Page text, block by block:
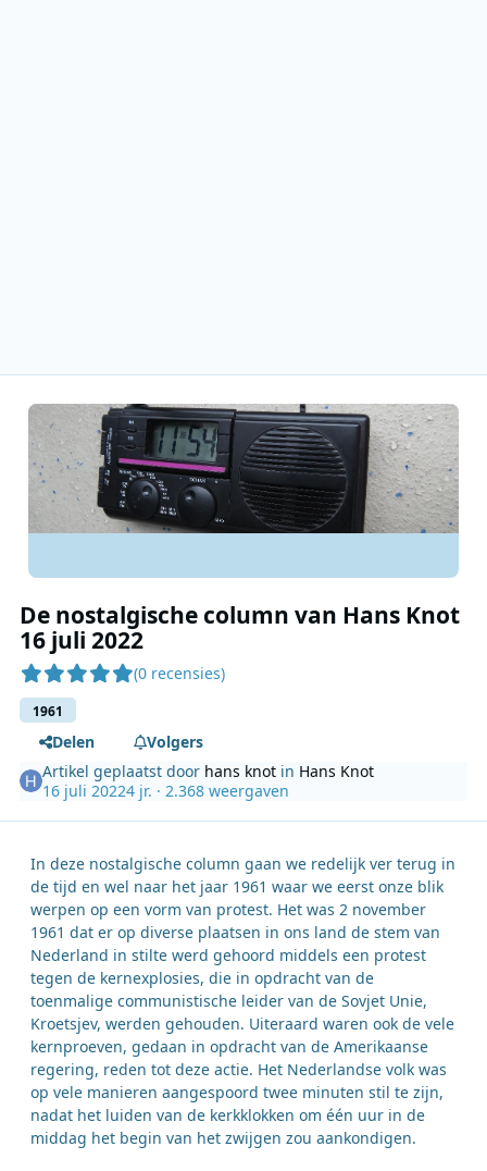
De nostalgische column van Hans Knot
16 juli 2022
(0 recensies)
1961
Delen
Volgers
Artikel geplaatst door hans knot in Hans Knot
16 juli 20224 jr. · 2.368 weergaven
In deze nostalgische column gaan we redelijk ver terug in
de tijd en wel naar het jaar 1961 waar we eerst onze blik
werpen op een vorm van protest. Het was 2 november
1961 dat er op diverse plaatsen in ons land de stem van
Nederland in stilte werd gehoord middels een protest
tegen de kernexplosies, die in opdracht van de
toenmalige communistische leider van de Sovjet Unie,
Kroetsjev, werden gehouden. Uiteraard waren ook de vele
kernproeven, gedaan in opdracht van de Amerikaanse
regering, reden tot deze actie. Het Nederlandse volk was
op vele manieren aangespoord twee minuten stil te zijn,
nadat het luiden van de kerkklokken om één uur in de
middag het begin van het zwijgen zou aankondigen.